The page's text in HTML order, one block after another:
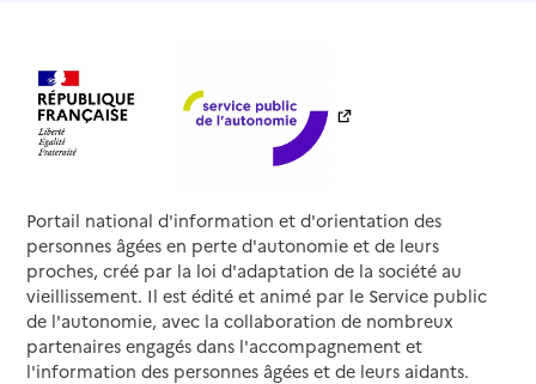
Portail national d'information et d'orientation des
personnes âgées en perte d'autonomie et de leurs
proches, créé par la loi d'adaptation de la société au
vieillissement. Il est édité et animé par le Service public
de l'autonomie, avec la collaboration de nombreux
partenaires engagés dans l'accompagnement et
l'information des personnes âgées et de leurs aidants.